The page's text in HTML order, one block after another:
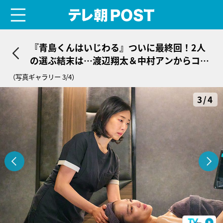
『青島くんはいじわる』ついに最終回！2人
の選ぶ結末は…渡辺翔太＆中村アンからコメ
ントも到着
（写真ギャラリー 3/4）
3/4